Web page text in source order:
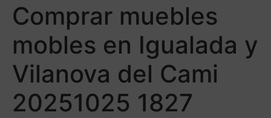
Comprar muebles
mobles en Igualada y
Vilanova del Cami
20251025 1827